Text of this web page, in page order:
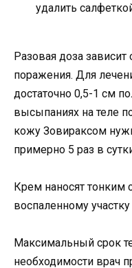
удалить
Разовая доза
поражения. Для
достаточно 0,5-1 см
высыпаниях на теле
кожу Зовираксом
примерно 5 раз в
Крем наносят тонким
воспаленному
Максимальный срок
необходимости врач